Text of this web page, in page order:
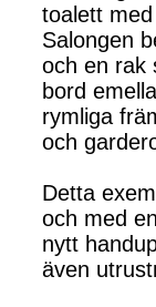
toalett
Salongen
och en rak
bord
rymliga
och
Detta
och med
nytt
även